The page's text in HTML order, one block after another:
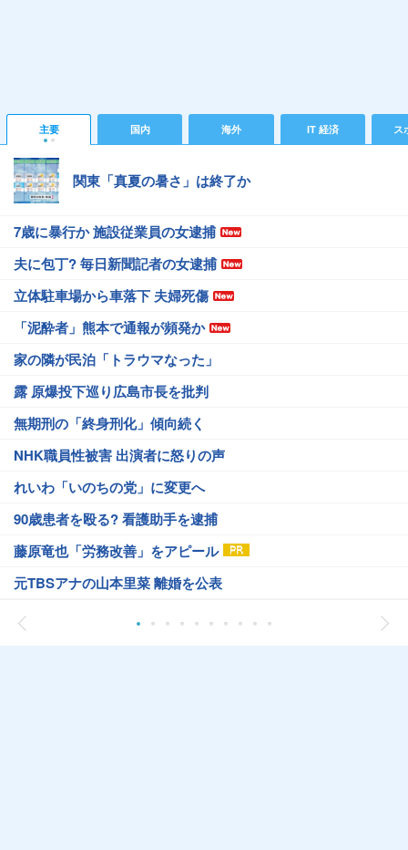
主要 国内 海外 IT 経済 ス
関東「真夏の暑さ」は終了か
7歳に暴行か 施設従業員の女逮捕
夫に包丁? 毎日新聞記者の女逮捕
立体駐車場から車落下 夫婦死傷
「泥酔者」熊本で通報が頻発か
家の隣が民泊「トラウマなった」
露 原爆投下巡り広島市長を批判
無期刑の「終身刑化」傾向続く
NHK職員性被害 出演者に怒りの声
れいわ「いのちの党」に変更へ
90歳患者を殴る? 看護助手を逮捕
藤原竜也「労務改善」をアピール
元TBSアナの山本里菜 離婚を公表